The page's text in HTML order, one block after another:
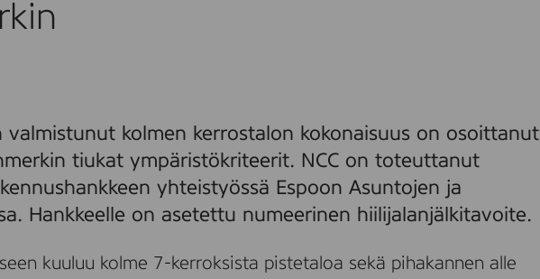
valmistunut kolmen kerrostalon kokonaisuus on osoittanut
tiukat ympäristökriteerit. NCC on toteuttanut
yhteistyössä Espoon Asuntojen ja
Hankkeelle on asetettu numeerinen hiilijalanjälkitavoite.
kuuluu kolme 7-kerroksista pistetaloa sekä pihakannen alle